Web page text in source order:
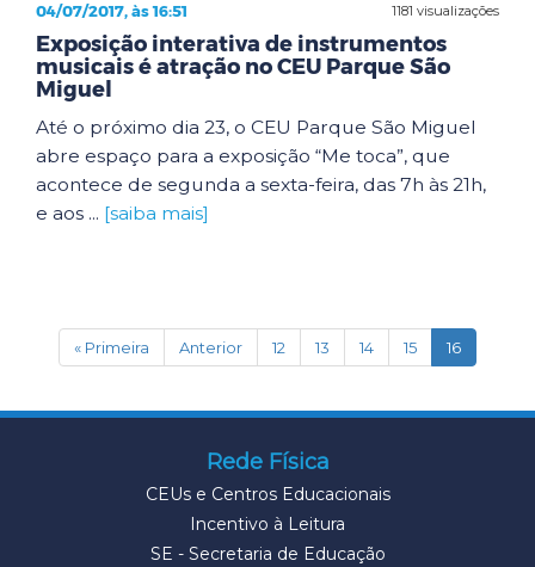
1181 visualizações
04/07/2017, às 16:51
Exposição interativa de instrumentos
musicais é atração no CEU Parque São
Miguel
Até o próximo dia 23, o CEU Parque São Miguel
abre espaço para a exposição “Me toca”, que
acontece de segunda a sexta-feira, das 7h às 21h,
e aos ... [saiba mais]
« Primeira Anterior 12 13 14 15 16(current)
Rede Física
CEUs e Centros Educacionais
Incentivo à Leitura
SE - Secretaria de Educação